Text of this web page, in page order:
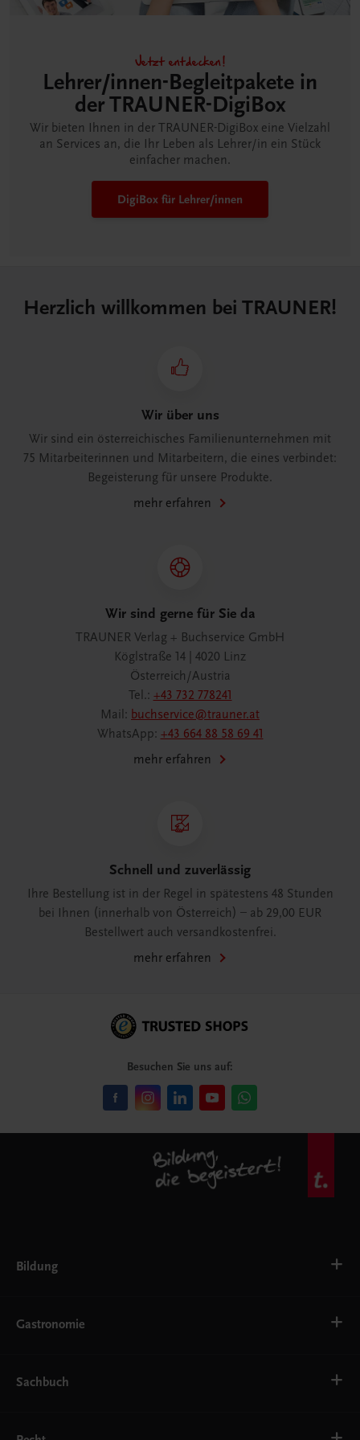
Jetzt entdecken!
Lehrer/innen-Begleitpakete in
der TRAUNER-DigiBox
Wir bieten Ihnen in der TRAUNER-DigiBox eine Vielzahl
an Services an, die Ihr Leben als Lehrer/in ein Stück
einfacher machen.
DigiBox für Lehrer/innen
Herzlich willkommen bei TRAUNER!
Wir über uns
Wir sind ein österreichisches Familienunternehmen mit
75 Mitarbeiterinnen und Mitarbeitern, die eines verbindet:
Begeisterung für unsere Produkte.
mehr erfahren
Wir sind gerne für Sie da
TRAUNER Verlag + Buchservice GmbH
Köglstraße 14 | 4020 Linz
Österreich/Austria
Tel.: +43 732 778241
Mail: buchservice@trauner.at
WhatsApp: +43 664 88 58 69 41
mehr erfahren
Schnell und zuverlässig
Ihre Bestellung ist in der Regel in spätestens 48 Stunden
bei Ihnen (innerhalb von Österreich) – ab 29,00 EUR
Bestellwert auch versandkostenfrei.
mehr erfahren
Besuchen Sie uns auf:
Bildung
AHS
EWF/ZWF
FW
Gastronomie
Getränke
Service
Sachbuch